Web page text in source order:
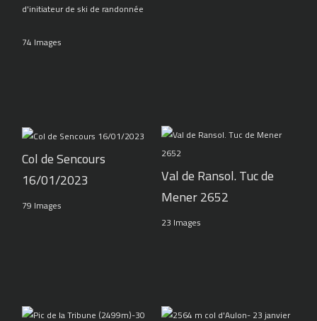
d'initiateur de ski de randonnée
74 Images
Col de Sencours
16/01/2023
79 Images
Val de Ransol. Tuc de
Mener 2652
23 Images